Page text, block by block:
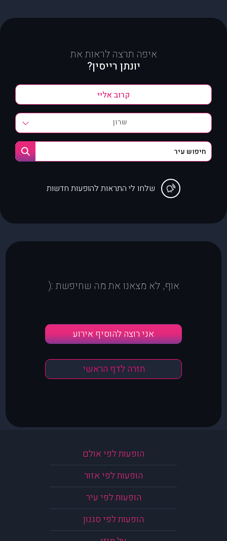
איפה תרצה לראות את
יונתן רייסין?
שרון
שלחו לי התראות להופעות חדשות
אוף, לא מצאנו את מה שחיפשת :(
אני רוצה להוסיף אירוע
חזרה לדף הראשי
הופעות לפי אולם
הופעות לפי אזור
הופעות לפי עיר
הופעות לפי סגנון